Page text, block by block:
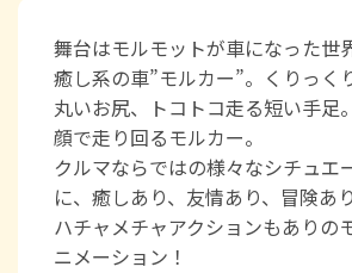
舞台はモルモットが車になった世
癒し系の車”モルカー”。くりっく
丸いお尻、トコトコ走る短い手足
顔で走り回るモルカー。
クルマならではの様々なシチュエ
に、癒しあり、友情あり、冒険あり
ハチャメチャアクションもありの
ニメーション！